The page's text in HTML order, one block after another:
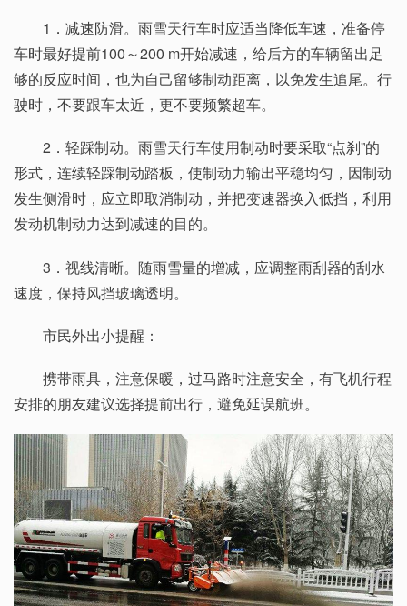
1．减速防滑。雨雪天行车时应适当降低车速，准备停
车时最好提前100～200 m开始减速，给后方的车辆留出足
够的反应时间，也为自己留够制动距离，以免发生追尾。行
驶时，不要跟车太近，更不要频繁超车。
2．轻踩制动。雨雪天行车使用制动时要采取“点刹”的
形式，连续轻踩制动踏板，使制动力输出平稳均匀，因制动
发生侧滑时，应立即取消制动，并把变速器换入低挡，利用
发动机制动力达到减速的目的。
3．视线清晰。随雨雪量的增减，应调整雨刮器的刮水
速度，保持风挡玻璃透明。
市民外出小提醒：
携带雨具，注意保暖，过马路时注意安全，有飞机行程
安排的朋友建议选择提前出行，避免延误航班。